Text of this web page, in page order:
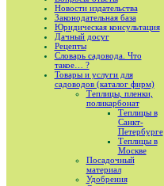
Новости издательства
Законодательная база
Юридическая консультация
Дачный досуг
Рецепты
Словарь садовода. Что
такое… ?
Товары и услуги для
садоводов (каталог фирм)
Теплицы, пленки,
поликарбонат
Теплицы в
Санкт-
Петербурге
Теплицы в
Москве
Посадочный
материал
Удобрения